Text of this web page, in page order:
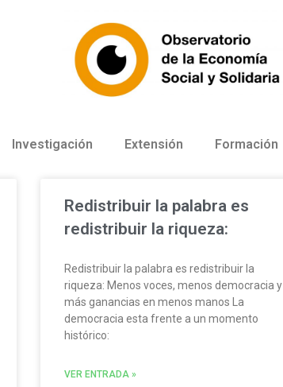
Investigación Extensión Formación
Redistribuir la palabra es
redistribuir la riqueza:
Redistribuir la palabra es redistribuir la
riqueza: Menos voces, menos democracia y
más ganancias en menos manos La
democracia esta frente a un momento
histórico:
VER ENTRADA »